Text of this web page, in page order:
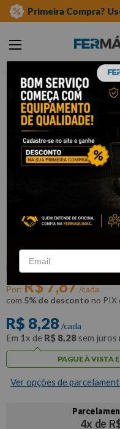
Primeira Compra?
tipo copo
Escova Aço
c/Haste -
3190012
ROCAST
Por: R$7,87/cada
com 5% de desconto no PIX
R$ 8,28 /cada
Em 1x de R$ 8,28 sem
PAGUE À VISTA
Ver opções de